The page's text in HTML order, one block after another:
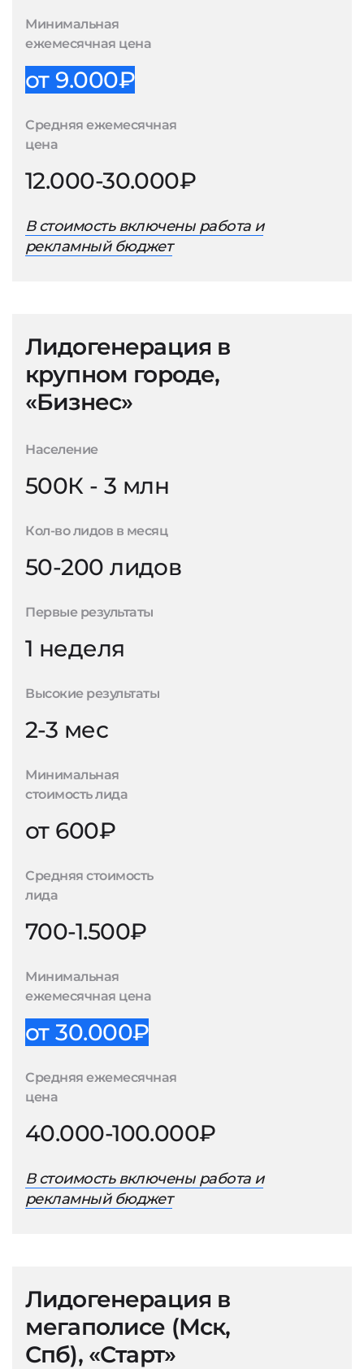
Минимальная
ежемесячная цена
от 9.000₽
Средняя ежемесячная
цена
12.000-30.000₽
В стоимость включены работа и
рекламный бюджет
Лидогенерация в
крупном городе,
«Бизнес»
Население
500К - 3 млн
Кол-во лидов в месяц
50-200 лидов
Первые результаты
1 неделя
Высокие результаты
2-3 мес
Минимальная
стоимость лида
от 600₽
Средняя стоимость
лида
700-1.500₽
Минимальная
ежемесячная цена
от 30.000₽
Средняя ежемесячная
цена
40.000-100.000₽
В стоимость включены работа и
рекламный бюджет
Лидогенерация в
мегаполисе (Мск,
Спб), «Старт»